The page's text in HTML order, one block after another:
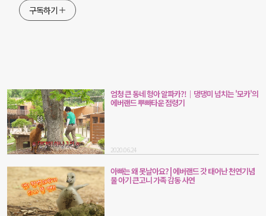
구독하기
엄청 큰 동네 형아 알파카?!｜댕댕미 넘치는 '모카'의
에버랜드 뿌빠타운 점령기
2020.06.24
아빠는 왜 못날아요? | 에버랜드 갓 태어난 천연기념
물 아기 큰고니 가족 감동 사연